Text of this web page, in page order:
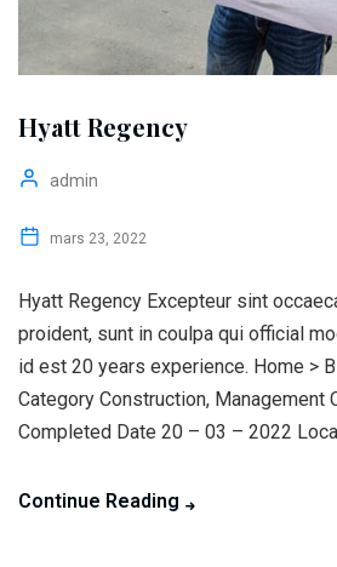
Hyatt Regency
admin
mars 23, 2022
Hyatt Regency Excepteur sint
proident, sunt in coulpa qui official
id est 20 years experience. Home >
Category Construction, Management
Completed Date 20 – 03 – 2022
Continue Reading